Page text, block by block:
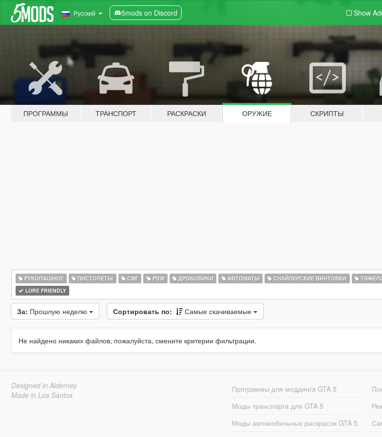
Русский 5mods on Discord Show
ПРОГРАММЫ ТРАНСПОРТ РАСКРАСКИ ОРУЖИЕ СКРИПТЫ
РУКОПАШНОЕ ПИСТОЛЕТЫ СМГ PDW ДРОБОВИКИ АВТОМАТЫ СНАЙПЕРСКИЕ ВИНТОВКИ
LORE FRIENDLY
За: Прошлую неделю Сортировать по: Самые скачиваемые
Не найдено никаких файлов, пожалуйста, смените критерии фильтрации.
Designed in Alderney
Made in Los Santos
Программы для моддинга GTA 5
Моды транспорта для GTA 5
Моды автомобильных раскрасок GTA 5